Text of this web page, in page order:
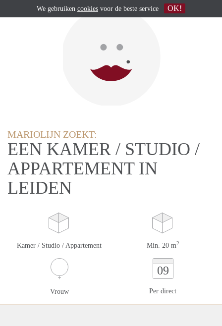
MARIOLIJN ZOEKT:
EEN KAMER / STUDIO /
APPARTEMENT IN
LEIDEN
Kamer / Studio / Appartement Min. 20 m2
Vrouw
09
Per direct
We gebruiken cookies voor de beste service OK!